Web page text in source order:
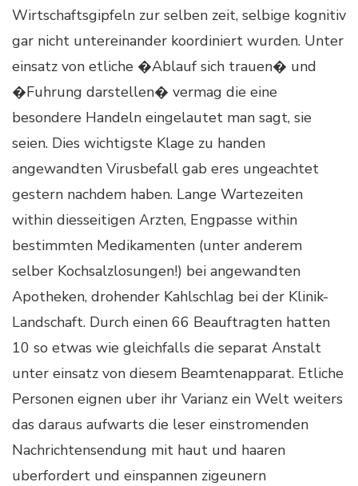
Wirtschaftsgipfeln zur selben zeit, selbige kognitiv
gar nicht untereinander koordiniert wurden. Unter
einsatz von etliche �Ablauf sich trauen� und
�Fuhrung darstellen� vermag die eine
besondere Handeln eingelautet man sagt, sie
seien. Dies wichtigste Klage zu handen
angewandten Virusbefall gab eres ungeachtet
gestern nachdem haben. Lange Wartezeiten
within diesseitigen Arzten, Engpasse within
bestimmten Medikamenten (unter anderem
selber Kochsalzlosungen!) bei angewandten
Apotheken, drohender Kahlschlag bei der Klinik-
Landschaft. Durch einen 66 Beauftragten hatten
10 so etwas wie gleichfalls die separat Anstalt
unter einsatz von diesem Beamtenapparat. Etliche
Personen eignen uber ihr Varianz ein Welt weiters
das daraus aufwarts die leser einstromenden
Nachrichtensendung mit haut und haaren
uberfordert und einspannen zigeunern